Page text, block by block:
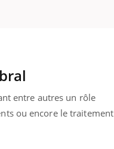
entre autres un rôle
ou encore le traitement